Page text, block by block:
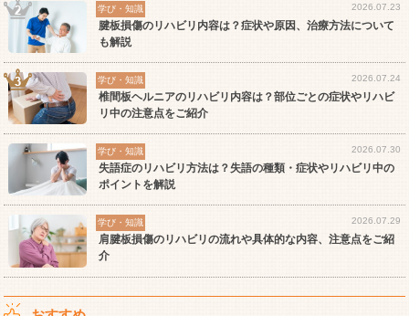
学び・知識 2026.07.23
腱板損傷のリハビリ内容は？症状や原因、治療方法について
も解説
学び・知識 2026.07.24
椎間板ヘルニアのリハビリ内容は？部位ごとの症状やリハビ
リ中の注意点をご紹介
学び・知識 2026.07.30
失語症のリハビリ方法は？失語の種類・症状やリハビリ中の
ポイントを解説
学び・知識 2026.07.29
肩腱板損傷のリハビリの流れや具体的な内容、注意点をご紹
介